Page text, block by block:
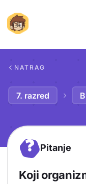
NATRAG
7. razred
? Pitanje
Koji